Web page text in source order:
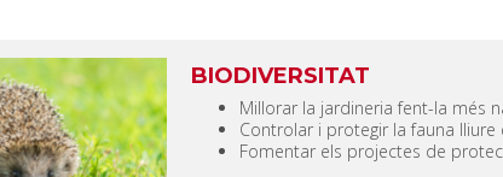
BIODIVERSITAT
Millorar la jardineria fent-la més
Controlar i protegir la fauna
Fomentar els projectes de